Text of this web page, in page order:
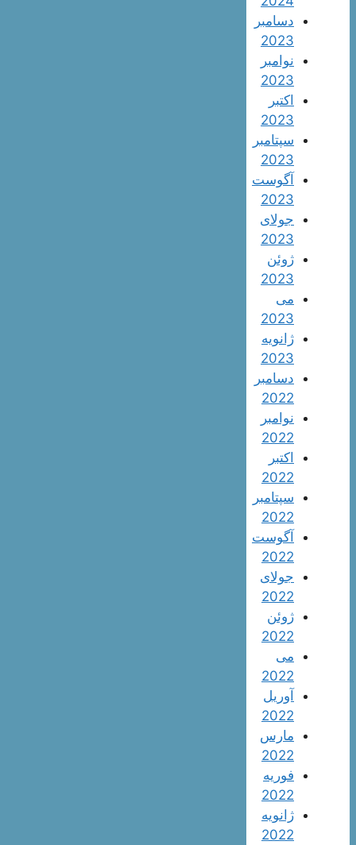
دسامبر
2023
نوامبر
2023
اکتبر
2023
سپتامبر
2023
آگوست
2023
جولای
2023
ژوئن
2023
می
2023
ژانویه
2023
دسامبر
2022
نوامبر
2022
اکتبر
2022
سپتامبر
2022
آگوست
2022
جولای
2022
ژوئن
2022
می
2022
آوریل
2022
مارس
2022
فوریه
2022
ژانویه
2022